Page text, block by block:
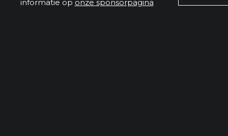
informatie op onze sponsorpagina